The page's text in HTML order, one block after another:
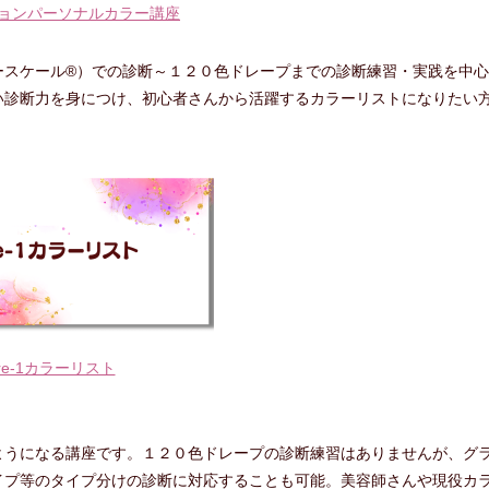
ンパーソナルカラー講座
ケール®）での診断～１２０色ドレープまでの診断練習・実践を中心
断力を身につけ、初心者さんから活躍するカラーリストになりたい
1カラーリスト
になる講座です。１２０色ドレープの診断練習はありませんが、グ
等のタイプ分けの診断に対応することも可能。美容師さんや現役カ